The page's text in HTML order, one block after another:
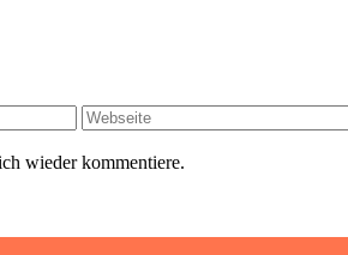
wieder kommentiere.